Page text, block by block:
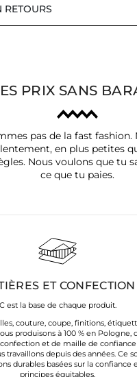
RETOURS
PRIX SANS
pas de la fast fashion.
en plus petites
Nous voulons que tu
ce que tu paies.
ET CONFECTION
C est la base de chaque produit.
couture, coupe, finitions,
produisons à 100 % en Pologne,
et de maille de
travaillons depuis des années. Ce
durables basées sur la confiance
principes équitables.